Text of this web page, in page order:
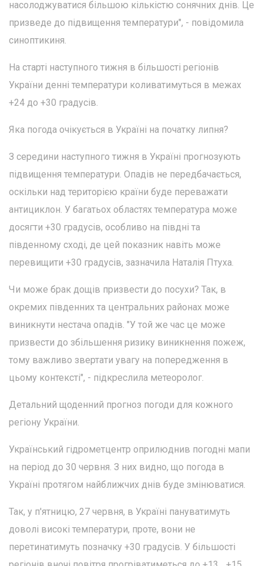
насолоджуватися більшою кількістю сонячних днів. Це
призведе до підвищення температури", - повідомила
синоптикиня.
На старті наступного тижня в більшості регіонів
України денні температури коливатимуться в межах
+24 до +30 градусів.
Яка погода очікується в Україні на початку липня?
З середини наступного тижня в Україні прогнозують
підвищення температури. Опадів не передбачається,
оскільки над територією країни буде переважати
антициклон. У багатьох областях температура може
досягти +30 градусів, особливо на півдні та
південному сході, де цей показник навіть може
перевищити +30 градусів, зазначила Наталія Птуха.
Чи може брак дощів призвести до посухи? Так, в
окремих південних та центральних районах може
виникнути нестача опадів. "У той же час це може
призвести до збільшення ризику виникнення пожеж,
тому важливо звертати увагу на попередження в
цьому контексті", - підкреслила метеоролог.
Детальний щоденний прогноз погоди для кожного
регіону України.
Український гідрометцентр оприлюднив погодні мапи
на період до 30 червня. З них видно, що погода в
Україні протягом найближчих днів буде змінюватися.
Так, у п'ятницю, 27 червня, в Україні пануватимуть
доволі високі температури, проте, вони не
перетинатимуть позначку +30 градусів. У більшості